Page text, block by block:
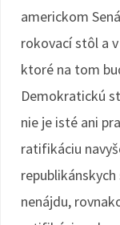
americkom
rokovací stôl a
ktoré na tom
Demokratickú
nie je isté ani
ratifikáciu
nenájdu,